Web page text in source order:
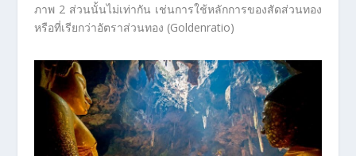
ภาพ 2 ส่วนนั้นไม่เท่ากัน เช่นการใช้หลักการของสัดส่วนทอง
หรือที่เรียกว่าอัตราส่วนทอง (Goldenratio)